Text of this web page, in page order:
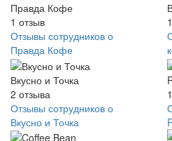
Правда Кофе
1 отзыв
Отзывы сотрудников о
Правда Кофе
1
Вкусно и Точка
2 отзыва
Отзывы сотрудников о
Вкусно и Точка
1